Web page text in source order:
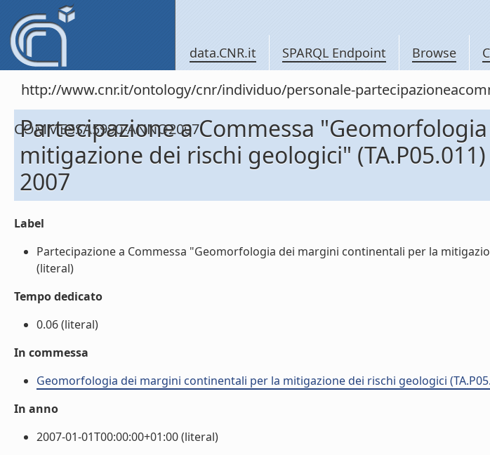
data.CNR.it SPARQL Endpoint Browse
http://www.cnr.it/ontology/cnr/individuo/personale-
COMMESSA5990-ANNO2007
Partecipazione a Commessa
mitigazione dei rischi geologici" (TA.P05.011)
2007
Label
Partecipazione a Commessa "Geomorfologia dei margini continentali per la
(literal)
Tempo dedicato
0.06 (literal)
In commessa
Geomorfologia dei margini continentali per la mitigazione dei rischi geologici
In anno
2007-01-01T00:00:00+01:00 (literal)